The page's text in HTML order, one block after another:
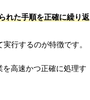
れた手順を正確に繰り返
行するのが特徴です。
高速かつ正確に処理す